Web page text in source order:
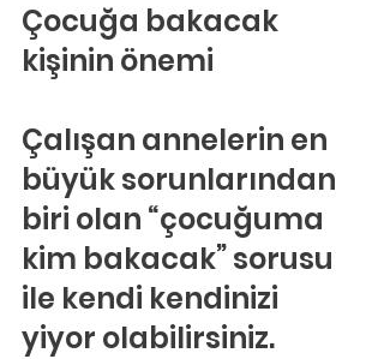
Çocuğa bakacak
kişinin önemi
Çalışan annelerin en
büyük sorunlarından
biri olan “çocuğuma
kim bakacak” sorusu
ile kendi kendinizi
yiyor olabilirsiniz.